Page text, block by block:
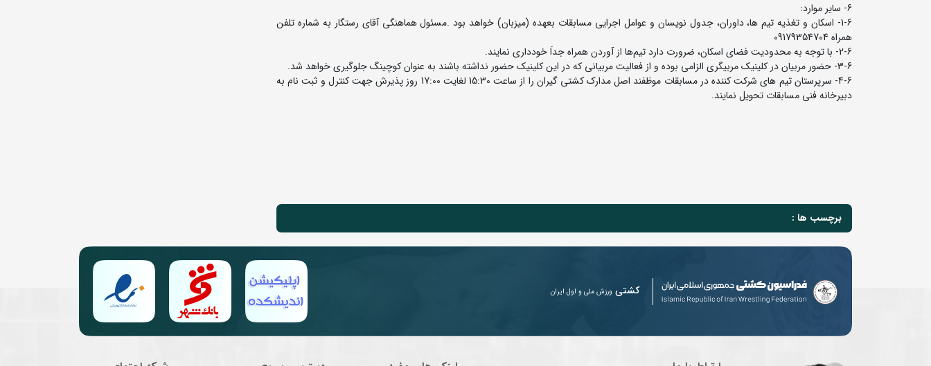
6- سایر موارد:
1-6- اسکان و تغذیه تیم ها، داوران، جدول نویسان و عوامل اجرایی مسابقات بعهده (میزبان) خواهد بود .مسئول هماهنگی آقای رستگار به شماره تلفن
همراه 09179354704
2-6- با توجه به محدودیت فضای اسکان، ضرورت دارد تیم‌ها از آوردن همراه جداَ خودداری نمایند.
3-6- حضور مربیان در کلینیک مربیگری الزامی بوده و از فعالیت مربیانی که در این کلینیک حضور نداشته باشند به عنوان کوچینگ جلوگیری خواهد شد.
4-6- سرپرستان تیم های شرکت کننده در مسابقات موظفند اصل مدارک کشتی گیران را از ساعت 15:30 لغایت 17:00 روز پذیرش جهت کنترل و ثبت نام به
دبیرخانه فنی مسابقات تحویل نمایند.
برچسب ها :
کشتی ورزش ملی و اول ایران